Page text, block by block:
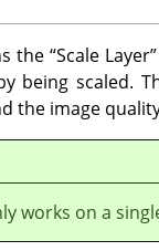
the “Scale Layer”
being scaled.
the image
works on a